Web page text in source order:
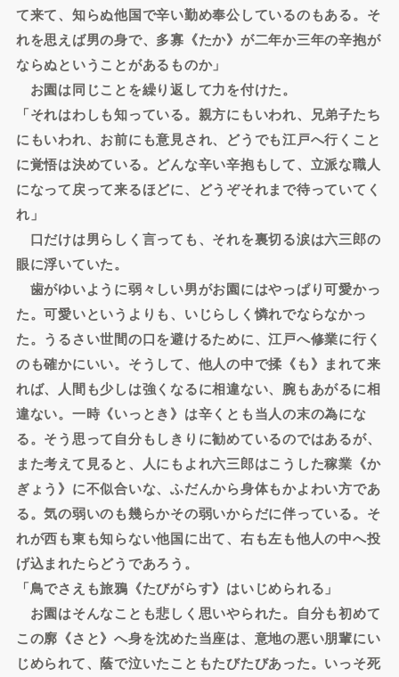
て来て、知らぬ他国で辛い勤め奉公しているのもある。そ
れを思えば男の身で、多寡《たか》が二年か三年の辛抱が
ならぬということがあるものか」
お園は同じことを繰り返して力を付けた。
「それはわしも知っている。親方にもいわれ、兄弟子たち
にもいわれ、お前にも意見され、どうでも江戸へ行くこと
に覚悟は決めている。どんな辛い辛抱もして、立派な職人
になって戻って来るほどに、どうぞそれまで待っていてく
れ」
口だけは男らしく言っても、それを裏切る涙は六三郎の
眼に浮いていた。
歯がゆいように弱々しい男がお園にはやっぱり可愛かっ
た。可愛いというよりも、いじらしく憐れでならなかっ
た。うるさい世間の口を避けるために、江戸へ修業に行く
のも確かにいい。そうして、他人の中で揉《も》まれて来
れば、人間も少しは強くなるに相違ない、腕もあがるに相
違ない。一時《いっとき》は辛くとも当人の末の為にな
る。そう思って自分もしきりに勧めているのではあるが、
また考えて見ると、人にもよれ六三郎はこうした稼業《か
ぎょう》に不似合いな、ふだんから身体もかよわい方であ
る。気の弱いのも幾らかその弱いからだに伴っている。そ
れが西も東も知らない他国に出て、右も左も他人の中へ投
げ込まれたらどうであろう。
「鳥でさえも旅鴉《たびがらす》はいじめられる」
お園はそんなことも悲しく思いやられた。自分も初めて
この廓《さと》へ身を沈めた当座は、意地の悪い朋輩にい
じめられて、蔭で泣いたこともたびたびあった。いっそ死